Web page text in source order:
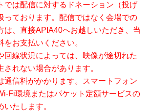
では配信に対するドネーション（投げ
っております。配信ではなく会場での
は、直接APIA40へお越しいただき、当
をお支払いください。
線状況によっては、映像が途切れた
されない場合があります。
信料がかかります。スマートフォン
Fi環境またはパケット定額サービスの
いたします。